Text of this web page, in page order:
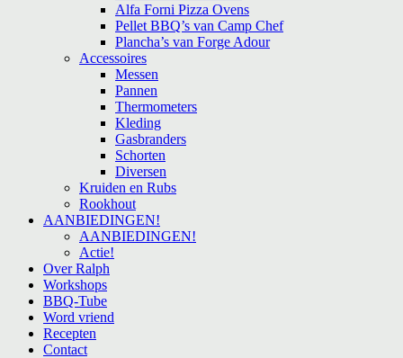
Alfa Forni Pizza Ovens
Pellet BBQ’s van Camp Chef
Plancha’s van Forge Adour
Accessoires
Messen
Pannen
Thermometers
Kleding
Gasbranders
Schorten
Diversen
Kruiden en Rubs
Rookhout
AANBIEDINGEN!
AANBIEDINGEN!
Actie!
Over Ralph
Workshops
BBQ-Tube
Word vriend
Recepten
Contact